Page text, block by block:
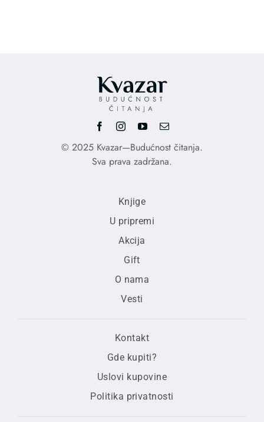
© 2025 Kvazar—Budućnost čitanja.
Sva prava zadržana.
Knjige
U pripremi
Akcija
Gift
O nama
Vesti
Kontakt
Gde kupiti?
Uslovi kupovine
Politika privatnosti